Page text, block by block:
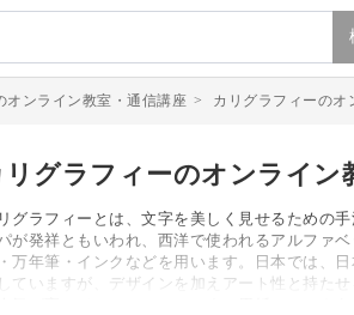
オンライン教室・通信講座 > カリグラフィーのオ
リグラフィーのオンライン
グラフィーとは、文字を美しく見せるための
が発祥ともいわれ、西洋で使われるアルファ
万年筆・インクなどを用います。日本では、
ていますが、デザインを加えアート性と持た
人気が高いジャンルの一つです。用紙とペンさ